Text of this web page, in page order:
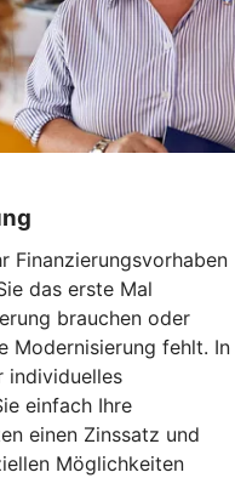
Finanzierungsvorhaben
das erste Mal
brauchen oder
Modernisierung fehlt. In
individuelles
einfach Ihre
einen Zinssatz und
Möglichkeiten